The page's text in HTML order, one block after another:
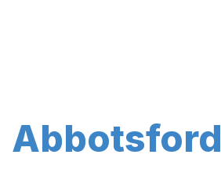
Abbotsford